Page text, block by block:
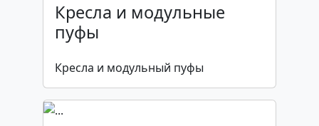
Кресла и модульные
пуфы
Кресла и модульный пуфы